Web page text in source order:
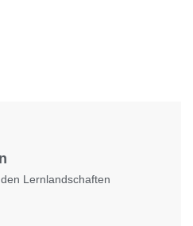
Lernlandschaften